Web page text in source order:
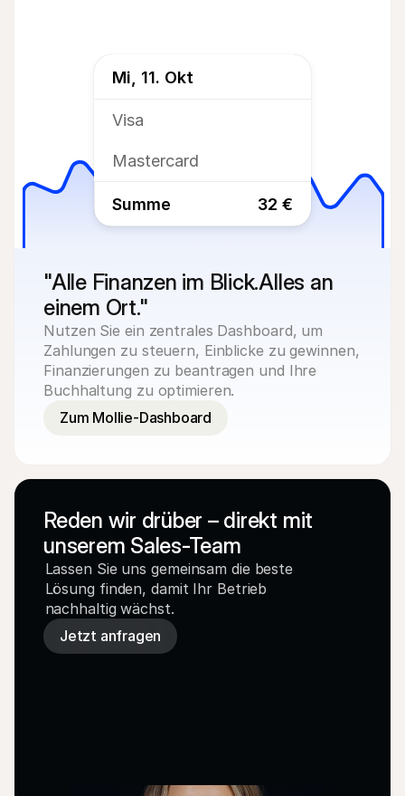
Mi, 11. Okt
Visa
Mastercard
Summe 32 €
"Alle Finanzen im Blick.Alles an
einem Ort."
Nutzen Sie ein zentrales Dashboard, um
Zahlungen zu steuern, Einblicke zu gewinnen,
Finanzierungen zu beantragen und Ihre
Buchhaltung zu optimieren.
Zum Mollie-Dashboard
Reden wir drüber – direkt mit
unserem Sales-Team
Lassen Sie uns gemeinsam die beste
Lösung finden, damit Ihr Betrieb
nachhaltig wächst.
Jetzt anfragen